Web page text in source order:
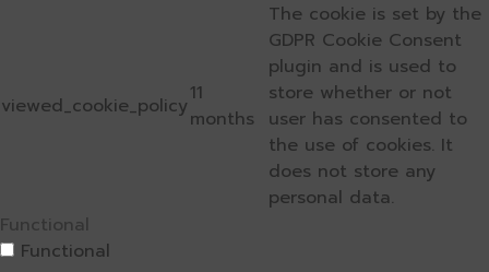
viewed_cookie_policy11
months
The cookie is set by the
GDPR Cookie Consent
plugin and is used to
store whether or not
user has consented to
the use of cookies. It
does not store any
personal data.
Functional
Functional